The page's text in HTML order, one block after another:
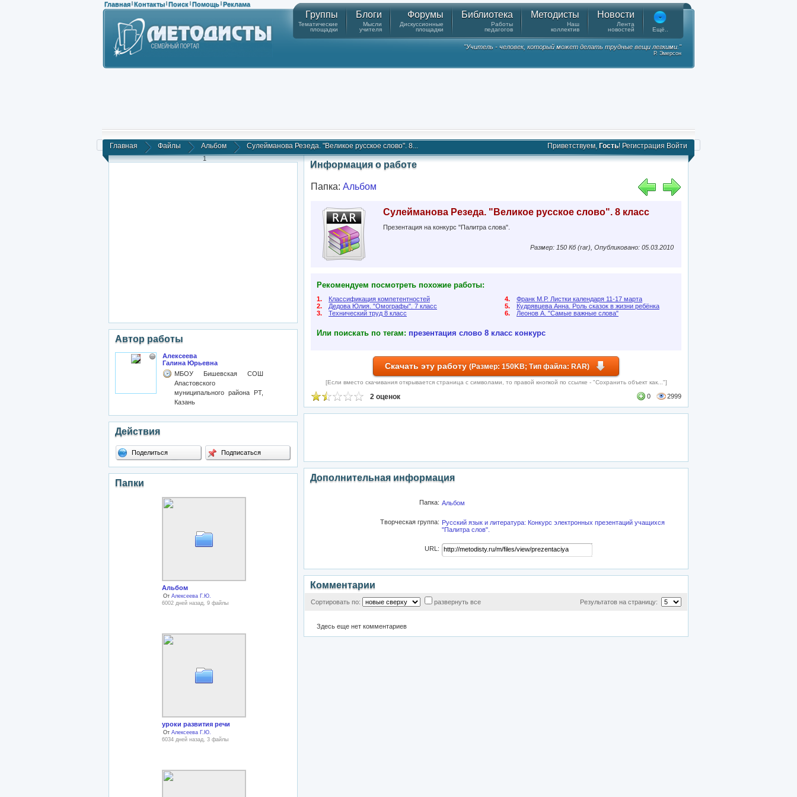
Главная | Контакты | Поиск | Помощь | Реклама
Группы
Тематические
площадки
Блоги
Мысли
учителя
Форумы
Дискуссионные
площадки
Библиотека
Работы
педагогов
Методисты
Наш
коллектив
Новости
Лента
новостей
Ещё..
"Учитель - человек, который может делать трудные вещи легкими."
Р. Эмерсон
Главная Файлы Альбом Сулейманова Резеда. "Великое русское слово". 8... Приветствуем, Гость! Регистрация Войти
1
Автор работы
Алексеева
Галина Юрьевна
МБОУ Бишевская СОШ
Апастовского
муниципального района РТ,
Казань
Действия
Поделиться Подписаться
Папки
Альбом
От Алексеева Г.Ю.
6002 дней назад, 9 файлы
уроки развития речи
От Алексеева Г.Ю.
6034 дней назад, 3 файлы
Информация о работе
Папка: Альбом
Сулейманова Резеда. "Великое русское слово". 8 класс
Презентация на конкурс "Палитра слова".
Размер: 150 Кб (rar), Опубликовано: 05.03.2010
Рекомендуем посмотреть похожие работы:
1.
Классификация компетентностей
2.
Дедова Юлия. "Омографы". 7 класс
3.
Технический труд 8 класс
4.
Франк М.Р. Листки календаря 11-17 марта
5.
Кудрявцева Анна. Роль сказок в жизни ребёнка
6.
Леонов А. "Самые важные слова"
Или поискать по тегам: презентация слово 8 класс конкурс
Скачать эту работу (Размер: 150KB; Тип файла: RAR)
[Если вместо скачивания открывается страница с символами, то правой кнопкой по ссылке - "Сохранить объект как..."]
2 оценок 0 2999
Дополнительная информация
Папка: Альбом
Творческая группа: Русский язык и литература: Конкурс электронных презентаций учащихся
"Палитра слов".
URL:
Комментарии
Сортировать по: развернуть все Результатов на страницу:
Здесь еще нет комментариев